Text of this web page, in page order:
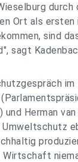
Ort als ersten
sind
sagt
Herman
Umweltschutz